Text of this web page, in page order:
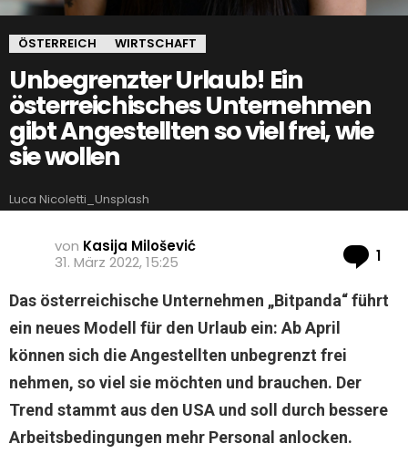
ÖSTERREICH WIRTSCHAFT
Unbegrenzter Urlaub! Ein
österreichisches Unternehmen
gibt Angestellten so viel frei, wie
sie wollen
Luca Nicoletti_Unsplash
von Kasija Milošević
31. März 2022, 15:25
1
Das österreichische Unternehmen „Bitpanda“ führt
ein neues Modell für den Urlaub ein: Ab April
können sich die Angestellten unbegrenzt frei
nehmen, so viel sie möchten und brauchen. Der
Trend stammt aus den USA und soll durch bessere
Arbeitsbedingungen mehr Personal anlocken.